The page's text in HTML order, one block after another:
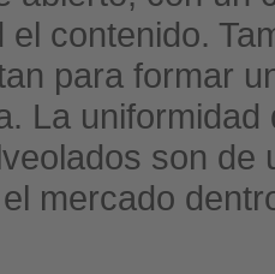
el contenido.
para formar
La
son de
mercado